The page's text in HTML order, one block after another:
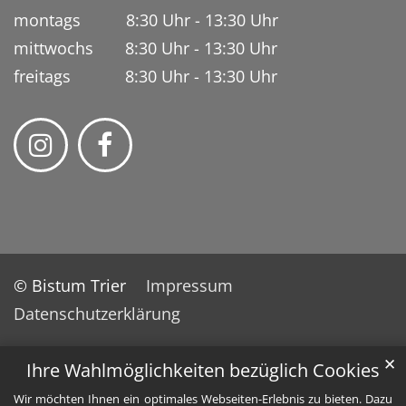
Ihre Wahlmöglichkeiten bezüglich Cookies
Wir möchten Ihnen ein optimales Webseiten-Erlebnis zu bieten. Dazu
✕
montags 8:30 Uhr - 13:30 Uhr
mittwochs 8:30 Uhr - 13:30 Uhr
freitags 8:30 Uhr - 13:30 Uhr
© Bistum Trier
Impressum
Datenschutzerklärung